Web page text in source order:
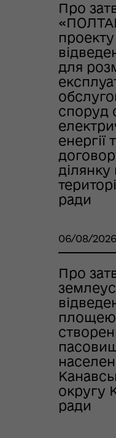
Про
для
споруд
енергії
ради
06/08/2026
Про
площею
округу
ради